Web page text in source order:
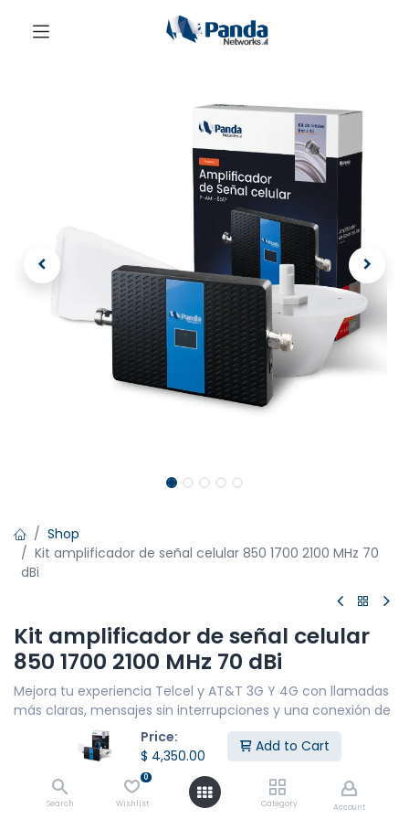
Price:
$ 4,350.00
Add to Cart
Search
0
Wishlist Category Account
Shop
Kit amplificador de señal celular 850 1700 2100 MHz 70
dBi
Kit amplificador de señal celular
850 1700 2100 MHz 70 dBi
Mejora tu experiencia Telcel y AT&T 3G Y 4G con llamadas
más claras, mensajes sin interrupciones y una conexión de
datos fluida en 4G LTE. Cubre hasta 50 metros lineales para
un máximo de 10 personas.
CARACTERÍSTICAS PRINCIPALES
Cobertura de red: 3G y 4G LTE
Potencia: 600 mW - 72DBi